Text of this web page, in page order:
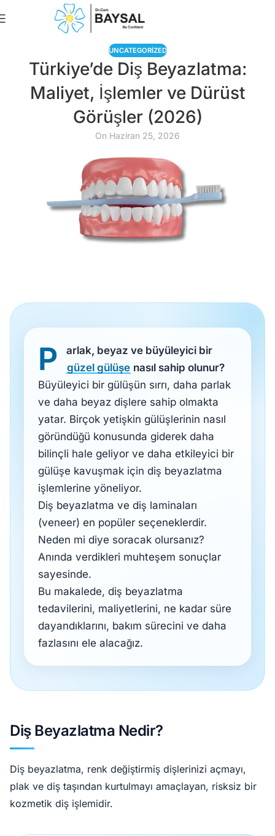
UNCATEGORIZED
Türkiye’de Diş Beyazlatma:
Maliyet, İşlemler ve Dürüst
Görüşler (2026)
On Haziran 25, 2026
P
arlak, beyaz ve büyüleyici bir
güzel gülüşe nasıl sahip olunur?
Büyüleyici bir gülüşün sırrı, daha parlak
ve daha beyaz dişlere sahip olmakta
yatar. Birçok yetişkin gülüşlerinin nasıl
göründüğü konusunda giderek daha
bilinçli hale geliyor ve daha etkileyici bir
gülüşe kavuşmak için diş beyazlatma
işlemlerine yöneliyor.
Diş beyazlatma ve diş laminaları
(veneer) en popüler seçeneklerdir.
Neden mi diye soracak olursanız?
Anında verdikleri muhteşem sonuçlar
sayesinde.
Bu makalede, diş beyazlatma
tedavilerini, maliyetlerini, ne kadar süre
dayandıklarını, bakım sürecini ve daha
fazlasını ele alacağız.
Diş Beyazlatma Nedir?
Diş beyazlatma, renk değiştirmiş dişlerinizi açmayı,
plak ve diş taşından kurtulmayı amaçlayan, risksiz bir
kozmetik diş işlemidir.